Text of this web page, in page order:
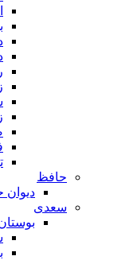
حافظ
دیوان
سعدی